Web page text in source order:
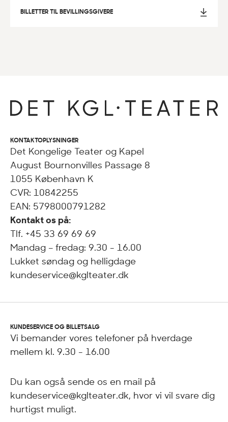
BILLETTER TIL BEVILLINGSGIVERE
KONTAKTOPLYSNINGER
Det Kongelige Teater og Kapel
August Bournonvilles Passage 8
1055 København K
CVR: 10842255
EAN: 5798000791282
Kontakt os på:
Tlf. +45 33 69 69 69
Mandag – fredag: 9.30 - 16.00
Lukket søndag og helligdage
kundeservice@kglteater.dk
KUNDESERVICE OG BILLETSALG
Vi bemander vores telefoner på hverdage
mellem kl. 9.30 - 16.00
Du kan også sende os en mail på
kundeservice@kglteater.dk, hvor vi vil svare dig
hurtigst muligt.